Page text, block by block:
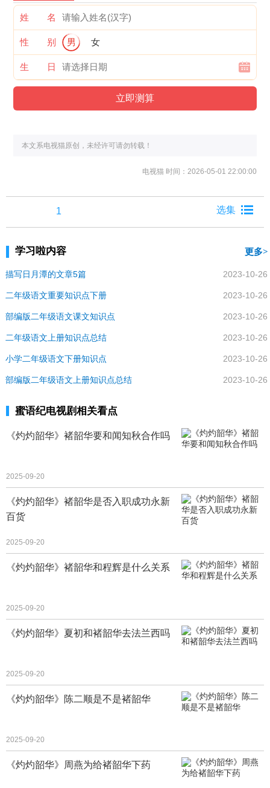
姓 名
性 别 男 女
生 日
本文系电视猫原创，未经许可请勿转载！
电视猫时间：2026-05-01 22:00:00
1
学习啦内容 更多
2023-10-26
描写日月潭的文章5篇
2023-10-26
二年级语文重要知识点下册
2023-10-26
部编版二年级语文课文知识点
2023-10-26
二年级语文上册知识点总结
2023-10-26
小学二年级语文下册知识点
2023-10-26
部编版二年级语文上册知识点总结
蜜语纪电视剧相关看点
《灼灼韶华》褚韶华要和闻知秋合作吗
2025-09-20
《灼灼韶华》褚韶华是否入职成功永新
百货
2025-09-20
《灼灼韶华》褚韶华和程辉是什么关系
2025-09-20
《灼灼韶华》夏初和褚韶华去法兰西吗
2025-09-20
《灼灼韶华》陈二顺是不是褚韶华
2025-09-20
《灼灼韶华》周燕为给褚韶华下药